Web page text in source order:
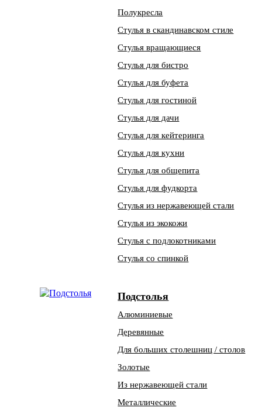
Полукресла
Стулья в скандинавском стиле
Стулья вращающиеся
Стулья для бистро
Стулья для буфета
Стулья для гостиной
Стулья для дачи
Стулья для кейтеринга
Стулья для кухни
Стулья для общепита
Стулья для фудкорта
Стулья из нержавеющей стали
Стулья из экокожи
Стулья с подлокотниками
Стулья со спинкой
Подстолья
Алюминиевые
Деревянные
Для больших столешниц / столов
Золотые
Из нержавеющей стали
Металлические